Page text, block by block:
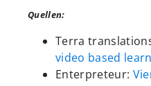
Quellen:
Terra
video based
Enterpreteur: